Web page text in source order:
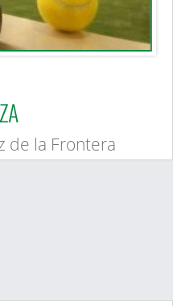
de la Frontera